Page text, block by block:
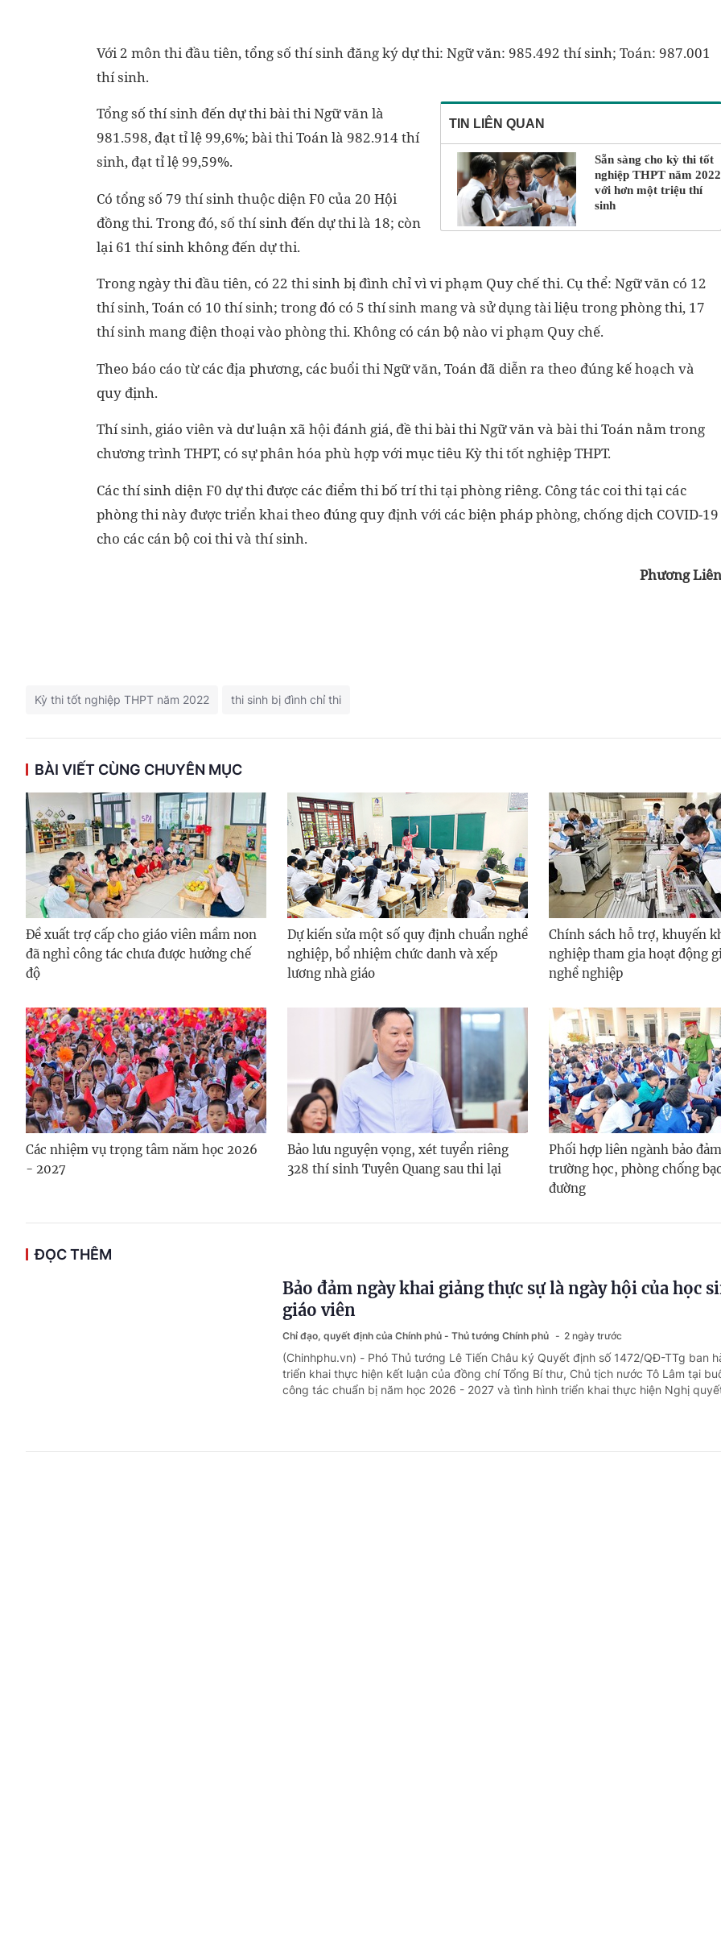
Với 2 môn thi đầu tiên, tổng số thí sinh đăng ký dự thi: Ngữ văn: 985.492 thí sinh; Toán: 987.001
thí sinh.
TIN LIÊN QUAN
Sẵn sàng cho kỳ thi tốt
nghiệp THPT năm 2022
với hơn một triệu thí
sinh
Tổng số thí sinh đến dự thi bài thi Ngữ văn là
981.598, đạt tỉ lệ 99,6%; bài thi Toán là 982.914 thí
sinh, đạt tỉ lệ 99,59%.
Có tổng số 79 thí sinh thuộc diện F0 của 20 Hội
đồng thi. Trong đó, số thí sinh đến dự thi là 18; còn
lại 61 thí sinh không đến dự thi.
Trong ngày thi đầu tiên, có 22 thi sinh bị đình chỉ vì vi phạm Quy chế thi. Cụ thể: Ngữ văn có 12
thí sinh, Toán có 10 thí sinh; trong đó có 5 thí sinh mang và sử dụng tài liệu trong phòng thi, 17
thí sinh mang điện thoại vào phòng thi. Không có cán bộ nào vi phạm Quy chế.
Theo báo cáo từ các địa phương, các buổi thi Ngữ văn, Toán đã diễn ra theo đúng kế hoạch và
quy định.
Thí sinh, giáo viên và dư luận xã hội đánh giá, đề thi bài thi Ngữ văn và bài thi Toán nằm trong
chương trình THPT, có sự phân hóa phù hợp với mục tiêu Kỳ thi tốt nghiệp THPT.
Các thí sinh diện F0 dự thi được các điểm thi bố trí thi tại phòng riêng. Công tác coi thi tại các
phòng thi này được triển khai theo đúng quy định với các biện pháp phòng, chống dịch COVID-19
cho các cán bộ coi thi và thí sinh.
Phương Liên
Kỳ thi tốt nghiệp THPT năm 2022 thi sinh bị đình chỉ thi
BÀI VIẾT CÙNG CHUYÊN MỤC
Đề xuất trợ cấp cho giáo viên mầm non
đã nghỉ công tác chưa được hưởng chế
độ
Dự kiến sửa một số quy định chuẩn nghề
nghiệp, bổ nhiệm chức danh và xếp
lương nhà giáo
Chính sách hỗ trợ, khuyến
nghiệp tham gia hoạt động
nghề nghiệp
Các nhiệm vụ trọng tâm năm học 2026
- 2027
Bảo lưu nguyện vọng, xét tuyển riêng
328 thí sinh Tuyên Quang sau thi lại
Phối hợp liên ngành bảo
trường học, phòng chống
đường
ĐỌC THÊM
Bảo đảm ngày khai giảng thực sự là ngày hội của học
giáo viên
Chỉ đạo, quyết định của Chính phủ - Thủ tướng Chính phủ 2 ngày trước
(Chinhphu.vn) - Phó Thủ tướng Lê Tiến Châu ký Quyết định số 1472/QĐ-TTg ban
triển khai thực hiện kết luận của đồng chí Tổng Bí thư, Chủ tịch nước Tô Lâm tại
công tác chuẩn bị năm học 2026 - 2027 và tình hình triển khai thực hiện Nghị